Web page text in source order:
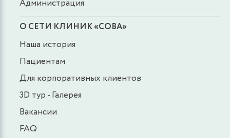
Администрация
О СЕТИ КЛИНИК «СОВА»
Наша история
Пациентам
Для корпоративных клиентов
3D тур - Галерея
Вакансии
FAQ